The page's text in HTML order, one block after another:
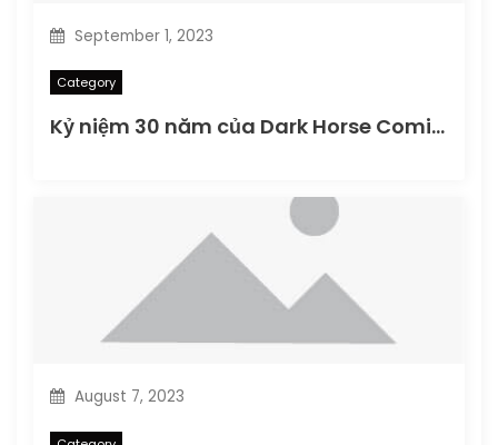
September 1, 2023
Category
Kỷ niệm 30 năm của Dark Horse Comics vào Dark Horse Day 2016
August 7, 2023